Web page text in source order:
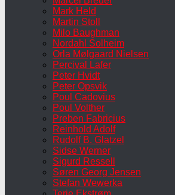
Mark Held
Martin Stoll
Milo Baughman
Nordahl Solheim
Orla Mølgaard Nielsen
Percival Lafer
Peter Hvidt
Peter Opsvik
Poul Cadovius
Poul Volther
Preben Fabricius
Reinhold Adolf
Rudolf B. Glatzel
Sidse Werner
Sigurd Ressell
Søren Georg Jensen
Stefan Wewerka